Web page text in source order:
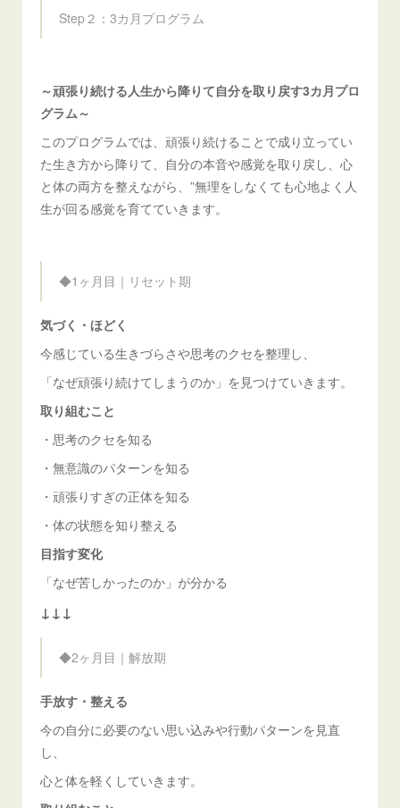
Step２：3カ月プログラム
～頑張り続ける人生から降りて自分を取り戻す3カ月プロ
グラム～
このプログラムでは、頑張り続けることで成り立ってい
た生き方から降りて、自分の本音や感覚を取り戻し、心
と体の両方を整えながら、”無理をしなくても心地よく人
生が回る感覚を育てていきます。
◆1ヶ月目｜リセット期
気づく・ほどく
今感じている生きづらさや思考のクセを整理し、
「なぜ頑張り続けてしまうのか」を見つけていきます。
取り組むこと
・思考のクセを知る
・無意識のパターンを知る
・頑張りすぎの正体を知る
・体の状態を知り整える
目指す変化
「なぜ苦しかったのか」が分かる
↓↓↓
◆2ヶ月目｜解放期
手放す・整える
今の自分に必要のない思い込みや行動パターンを見直
し、
心と体を軽くしていきます。